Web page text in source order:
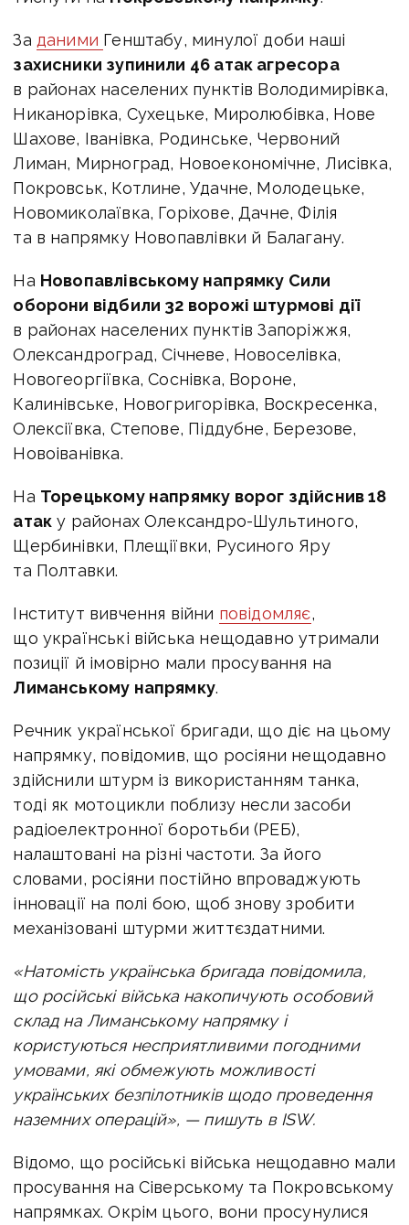
За даними Генштабу, минулої доби наші
захисники зупинили 46 атак агресора
в районах населених пунктів Володимирівка,
Никанорівка, Сухецьке, Миролюбівка, Нове
Шахове, Іванівка, Родинське, Червоний
Лиман, Мирноград, Новоекономічне, Лисівка,
Покровськ, Котлине, Удачне, Молодецьке,
Новомиколаївка, Горіхове, Дачне, Філія
та в напрямку Новопавлівки й Балагану.
На Новопавлівському напрямку Сили
оборони відбили 32 ворожі штурмові дії
в районах населених пунктів Запоріжжя,
Олександроград, Січневе, Новоселівка,
Новогеоргіївка, Соснівка, Вороне,
Калинівське, Новогригорівка, Воскресенка,
Олексіївка, Степове, Піддубне, Березове,
Новоіванівка.
На Торецькому напрямку ворог здійснив 18
атак у районах Олександро-Шультиного,
Щербинівки, Плещіївки, Русиного Яру
та Полтавки.
Інститут вивчення війни повідомляє,
що українські війська нещодавно утримали
позиції й імовірно мали просування на
Лиманському напрямку.
Речник української бригади, що діє на цьому
напрямку, повідомив, що росіяни нещодавно
здійснили штурм із використанням танка,
тоді як мотоцикли поблизу несли засоби
радіоелектронної боротьби (РЕБ),
налаштовані на різні частоти. За його
словами, росіяни постійно впроваджують
інновації на полі бою, щоб знову зробити
механізовані штурми життєздатними.
«Натомість українська бригада повідомила,
що російські війська накопичують особовий
склад на Лиманському напрямку і
користуються несприятливими погодними
умовами, які обмежують можливості
українських безпілотників щодо проведення
наземних операцій», — пишуть в ISW.
Відомо, що російські війська нещодавно мали
просування на Сіверському та Покровському
напрямках. Окрім цього, вони просунулися